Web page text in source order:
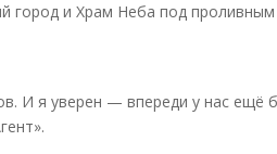
город и Храм Неба под
И я уверен — впереди у нас ещё